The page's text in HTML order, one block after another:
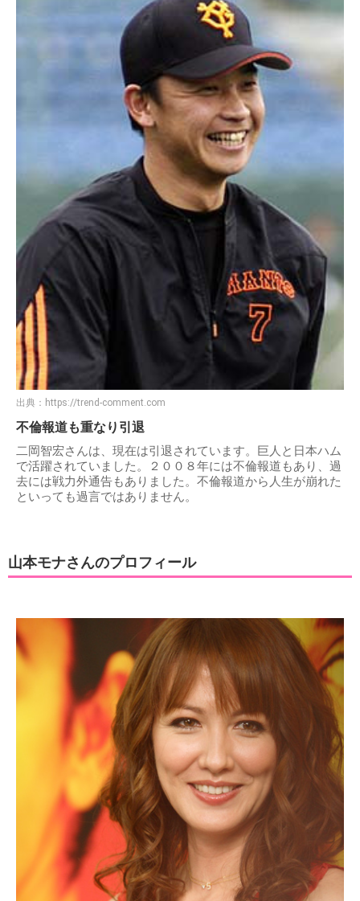
出典： https://trend-comment.com
不倫報道も重なり引退
二岡智宏さんは、現在は引退されています。巨人と日本ハム
で活躍されていました。２００８年には不倫報道もあり、過
去には戦力外通告もありました。不倫報道から人生が崩れた
といっても過言ではありません。
山本モナさんのプロフィール